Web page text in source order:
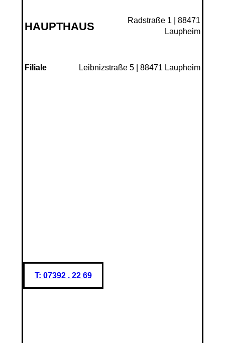
HAUPTHAUS
Radstraße 1 | 88471
Laupheim
Filiale Leibnizstraße 5 | 88471 Laupheim
T: 07392 . 22 69